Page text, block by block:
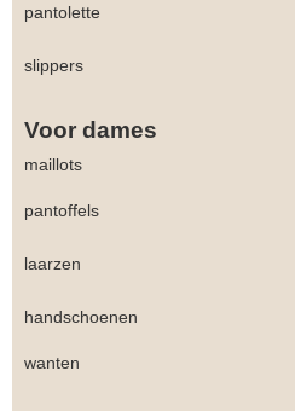
pantolette
slippers
Voor dames
maillots
pantoffels
laarzen
handschoenen
wanten